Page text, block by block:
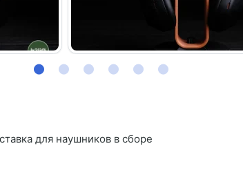
для наушников в сборе